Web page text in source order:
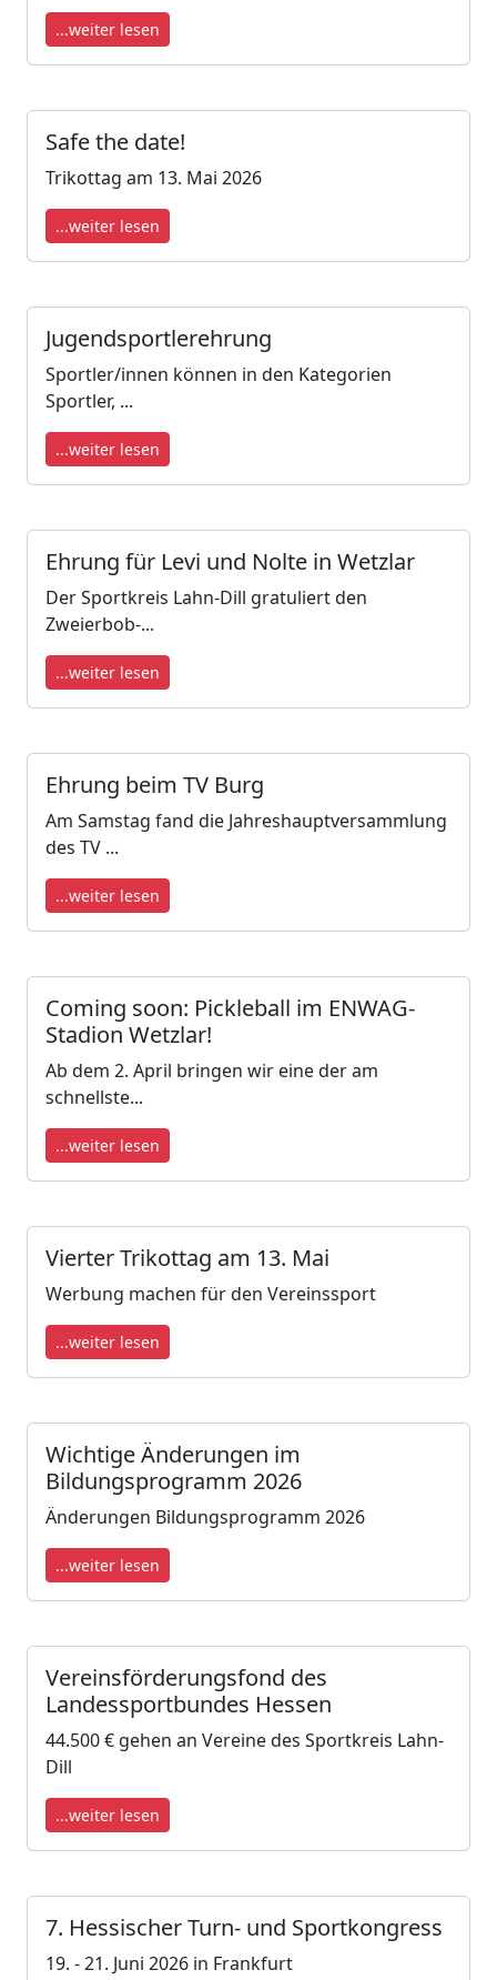
...weiter lesen
Safe the date!
Trikottag am 13. Mai 2026
...weiter lesen
Jugendsportlerehrung
Sportler/innen können in den Kategorien
Sportler, ...
...weiter lesen
Ehrung für Levi und Nolte in Wetzlar
Der Sportkreis Lahn-Dill gratuliert den
Zweierbob-...
...weiter lesen
Ehrung beim TV Burg
Am Samstag fand die Jahreshauptversammlung
des TV ...
...weiter lesen
Coming soon: Pickleball im ENWAG-
Stadion Wetzlar!
Ab dem 2. April bringen wir eine der am
schnellste...
...weiter lesen
Vierter Trikottag am 13. Mai
Werbung machen für den Vereinssport
...weiter lesen
Wichtige Änderungen im
Bildungsprogramm 2026
Änderungen Bildungsprogramm 2026
...weiter lesen
Vereinsförderungsfond des
Landessportbundes Hessen
44.500 € gehen an Vereine des Sportkreis Lahn-
Dill
...weiter lesen
7. Hessischer Turn- und Sportkongress
19. - 21. Juni 2026 in Frankfurt